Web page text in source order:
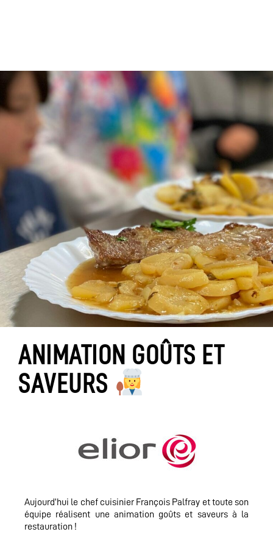
ANIMATION GOÛTS ET
SAVEURS
Aujourd’hui le chef cuisinier François Palfray et toute son
équipe réalisent une animation goûts et saveurs à la
restauration !